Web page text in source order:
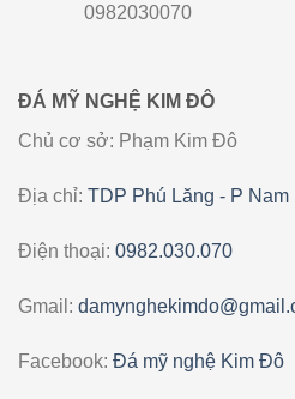
0982030070
ĐÁ MỸ NGHỆ KIM ĐÔ
Chủ cơ sở: Phạm Kim Đô
Địa chỉ: TDP Phú Lăng - P
Điện thoại: 0982.030.070
Gmail:
Facebook: Đá mỹ nghệ Kim Đô